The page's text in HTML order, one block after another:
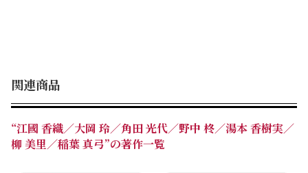
関連商品
“江國 香織／大岡 玲／角田 光代／野中 柊／湯本 香樹実／
柳 美里／稲葉 真弓”の著作一覧